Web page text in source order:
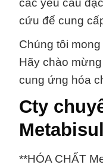
các yêu cầu
cứu để cung
Chúng tôi
Hãy chào
cung ứng hóa
Cty
**HÓA CHẤT